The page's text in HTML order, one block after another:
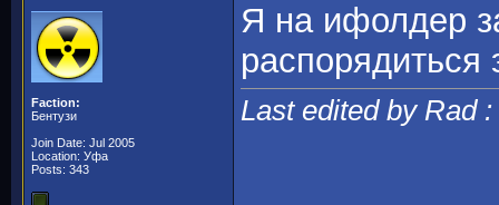
Faction:
Бентузи
Join Date: Jul 2005
Location: Уфа
Posts: 343
Я на ифолдер
Last edited by Rad